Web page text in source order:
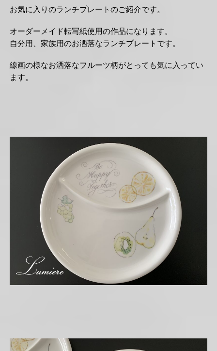
お気に入りのランチプレートのご紹介です。
オーダーメイド転写紙使用の作品になります。
自分用、家族用のお洒落なランチプレートです。
線画の様なお洒落なフルーツ柄がとっても気に入ってい
ます。